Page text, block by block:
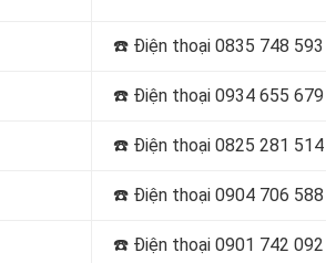
☎️ Điện thoại 0835 748 593
☎️ Điện thoại 0934 655 679
☎️ Điện thoại 0825 281 514
☎️ Điện thoại 0904 706 588
☎️ Điện thoại 0901 742 092